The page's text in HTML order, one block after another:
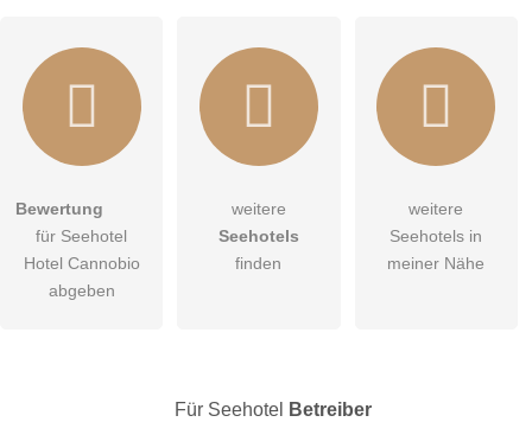
Hiermit akzeptiere ich dieAGB
.
Bewertung
für Seehotel
Hotel Cannobio
abgeben
weitere
Seehotels
finden
weitere
Seehotels in
meiner Nähe
Für Seehotel Betreiber